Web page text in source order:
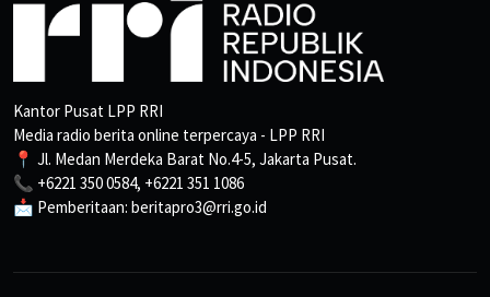
Kantor Pusat LPP RRI
Media radio berita online terpercaya - LPP RRI
📍 Jl. Medan Merdeka Barat No.4-5, Jakarta Pusat.
📞 +6221 350 0584, +6221 351 1086
📩 Pemberitaan: beritapro3@rri.go.id